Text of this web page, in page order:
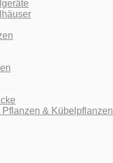
Pflanzen & Kübelpflanzen